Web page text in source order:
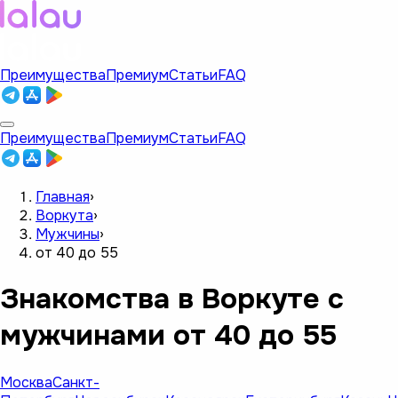
ПреимуществаПремиумСтатьиFAQ
ПреимуществаПремиумСтатьиFAQ
Главная›
Воркута›
Мужчины›
от 40 до 55
Знакомства в Воркуте с
мужчинами от 40 до 55
МоскваСанкт-